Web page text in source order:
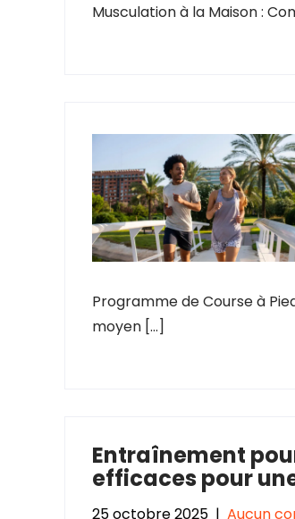
Musculation à la Maison :
Programme de Course à
moyen […]
Entraînement
efficaces pour
25 octobre 2025 | Aucun